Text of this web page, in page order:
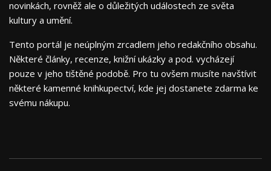
novinkách, rovněž ale o důležitých událostech ze světa
kultury a umění.
Tento portál je neúplným zrcadlem jeho redakčního obsahu.
Některé články, recenze, knižní ukázky a pod. vycházejí
pouze v jeho tištěné podobě. Pro tu ovšem musíte navštívit
některé kamenné knihkupectví, kde jej dostanete zdarma ke
svému nákupu.